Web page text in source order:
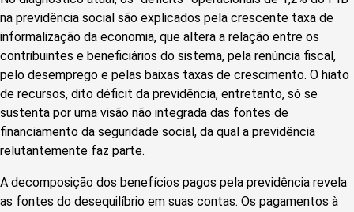
na previdência social são explicados pela crescente taxa de
informalização da economia, que altera a relação entre os
contribuintes e beneficiários do sistema, pela renúncia fiscal,
pelo desemprego e pelas baixas taxas de crescimento. O hiato
de recursos, dito déficit da previdência, entretanto, só se
sustenta por uma visão não integrada das fontes de
financiamento da seguridade social, da qual a previdência
relutantemente faz parte.
A decomposição dos benefícios pagos pela previdência revela
as fontes do desequilíbrio em suas contas. Os pagamentos à